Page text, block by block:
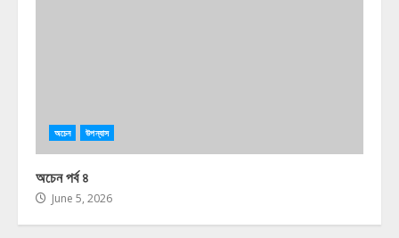
অচেন উপন্যাস
অচেন পর্ব ৪
June 5, 2026